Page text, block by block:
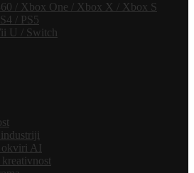
/ Xbox One / Xbox X / Xbox S
/ PS5
U / Switch
okviri AI